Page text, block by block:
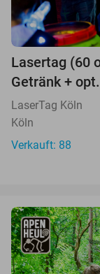
Lasertag (60
Getränk +
LaserTag Köln
Köln
Verkauft: 88